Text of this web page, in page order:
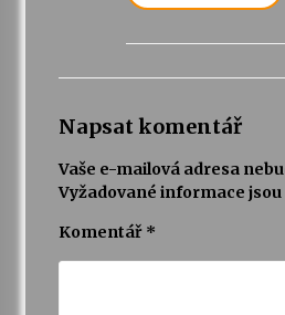
Napsat komentář
Vaše e-mailová adresa
Vyžadované informace jsou
Komentář *